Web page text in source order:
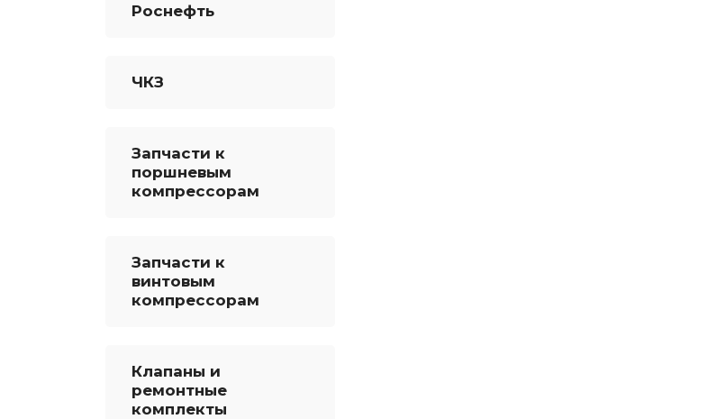
Роснефть
ЧКЗ
Запчасти к
поршневым
компрессорам
Запчасти к
винтовым
компрессорам
Клапаны и
ремонтные
комплекты